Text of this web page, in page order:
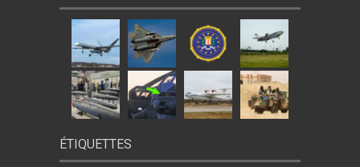
ÉTIQUETTES